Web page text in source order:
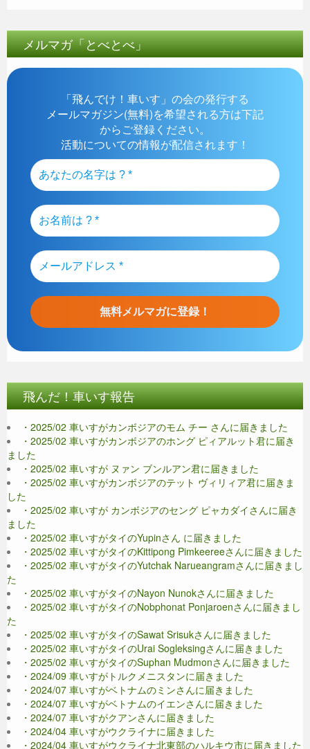
メルマガ「とべとべ」
「飛んでけ！車いす」の会の発行する
メールマガジン(無料)を希望される方は下記
からご登録ください。
活動についての情報が配信されます！
飛んだ！車いす報告
・2025/02 車いすがカンボジアのモム チー さんに届きました
・2025/02 車いすがカンボジアのホング ピィアルット君に届き
ました
・2025/02 車いすが ヌァン ブンルアン君に届きました
・2025/02 車いすがカンボジアのテット ヴィリィア君に届きま
した
・2025/02 車いすが カンボジアのセング ピャカダイさんに届き
ました
・2025/02 車いすがタイのYupinさん に届きました
・2025/02 車いすがタイのKittipong Pimkeereeさんに届きました
・2025/02 車いすがタイのYutchak Narueangramさんに届きまし
た
・2025/02 車いすがタイのNayon Nunokさんに届きました
・2025/02 車いすがタイのNobphonat Ponjaroenさんに届きまし
た
・2025/02 車いすがタイのSawat Srisukさんに届きました
・2025/02 車いすがタイのUrai Sogleksingさんに届きました
・2025/02 車いすがタイのSuphan Mudmonさんに届きました
・2024/09 車いすがトルクメニスタンに届きました
・2024/07 車いすがベトナムのミンさんに届きました
・2024/07 車いすがベトナムのイエンさんに届きました
・2024/07 車いすがクアンさんに届きました
・2024/04 車いすがウクライナに届きました
・2024/04 車いすがウクライナ北東部のハルキウ市に届きました